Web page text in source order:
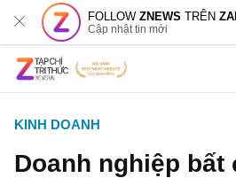
FOLLOWZNEWS TRÊN
Cập nhật tin mới
KINH DOANH
Doanh nghiệp bất